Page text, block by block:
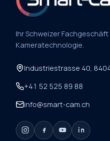
Ihr Schweizer
Kameratechnologie.
Industriestrasse 40,
+41 52 525 89 88
info@smart-cam.ch